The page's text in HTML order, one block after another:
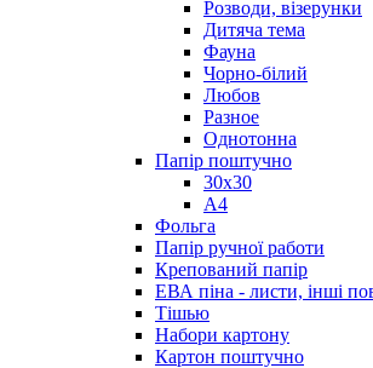
Розводи, візерунки
Дитяча тема
Фауна
Чорно-білий
Любов
Разное
Однотонна
Папір поштучно
30х30
А4
Фольга
Папір ручної работи
Крепований папір
ЕВА піна - листи, інші
Тішью
Набори картону
Картон поштучно